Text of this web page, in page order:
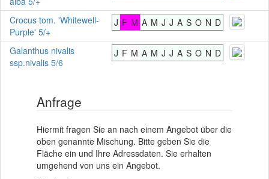
Crocus tom. 'Whitewell-
Purple' 5/+
J F M A M J J A S O N D
Galanthus nivalis
ssp.nivalis 5/6
J F M A M J J A S O N D
Anfrage
Hiermit fragen Sie an nach einem Angebot über die
oben genannte Mischung. Bitte geben Sie die
Fläche ein und Ihre Adressdaten. Sie erhalten
umgehend von uns ein Angebot.